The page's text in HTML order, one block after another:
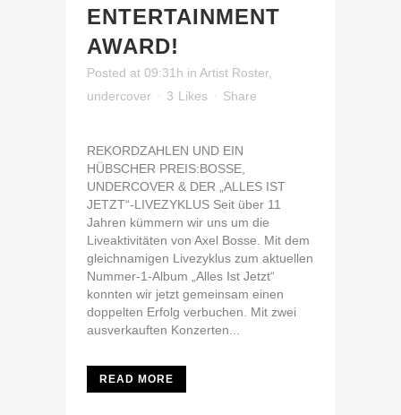
ENTERTAINMENT
AWARD!
Posted at 09:31h in Artist Roster,
undercover
3 Likes Share
REKORDZAHLEN UND EIN
HÜBSCHER PREIS:BOSSE,
UNDERCOVER & DER „ALLES IST
JETZT“-LIVEZYKLUS Seit über 11
Jahren kümmern wir uns um die
Liveaktivitäten von Axel Bosse. Mit dem
gleichnamigen Livezyklus zum aktuellen
Nummer-1-Album „Alles Ist Jetzt“
konnten wir jetzt gemeinsam einen
doppelten Erfolg verbuchen. Mit zwei
ausverkauften Konzerten...
READ MORE